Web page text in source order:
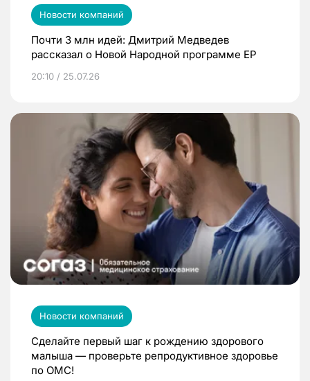
Новости компаний
Почти 3 млн идей: Дмитрий Медведев
рассказал о Новой Народной программе ЕР
20:10 / 25.07.26
Новости компаний
Сделайте первый шаг к рождению здорового
малыша — проверьте репродуктивное здоровье
по ОМС!